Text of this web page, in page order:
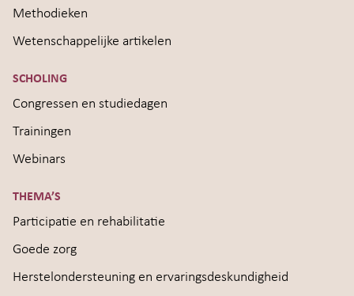
Methodieken
Wetenschappelijke artikelen
SCHOLING
Congressen en studiedagen
Trainingen
Webinars
THEMA’S
Participatie en rehabilitatie
Goede zorg
Herstelondersteuning en ervaringsdeskundigheid